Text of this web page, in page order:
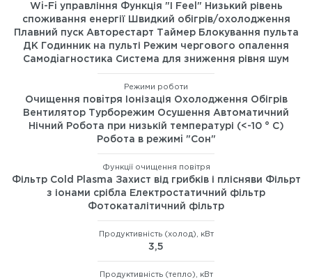
Wi-Fi управління Функція "I Feel" Низький рівень
споживання енергії Швидкий обігрів/охолодження
Плавний пуск Авторестарт Таймер Блокування пульта
ДК Годинник на пульті Режим чергового опалення
Самодiагностика Система для зниження рівня шум
Режими роботи
Очищення повiтря Іонізація Охолодження Обігрів
Вентилятор Турборежим Осушення Автоматичний
Нічний Робота при низькій температурі (<-10 ° C)
Робота в режимi "Сон"
Функції очищення повітря
Фільтр Cold Plasma Захист від грибків і плісняви Фільрт
з іонами срібла Електростатичний фільтр
Фотокаталітичний фільтр
Продуктивність (холод), кВт
3,5
Продуктивність (тепло), кВт